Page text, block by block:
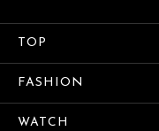
TOP
FASHION
WATCH